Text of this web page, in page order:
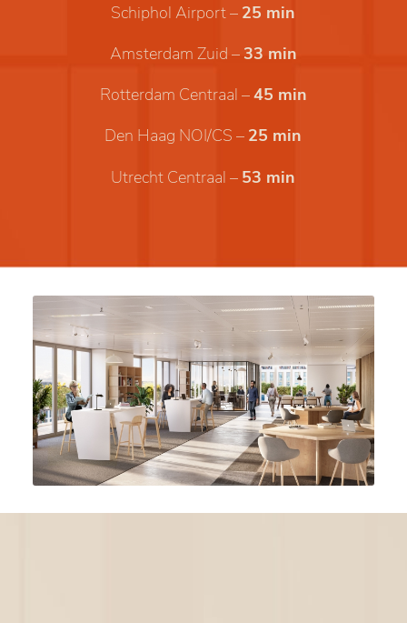
Schiphol Airport – 25 min
Amsterdam Zuid – 33 min
Rotterdam Centraal –45 min
Den Haag NOI/CS – 25 min
Utrecht Centraal – 53 min